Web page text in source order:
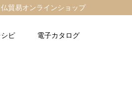
仏貿易オンラインショップ
シピ 電子カタログ